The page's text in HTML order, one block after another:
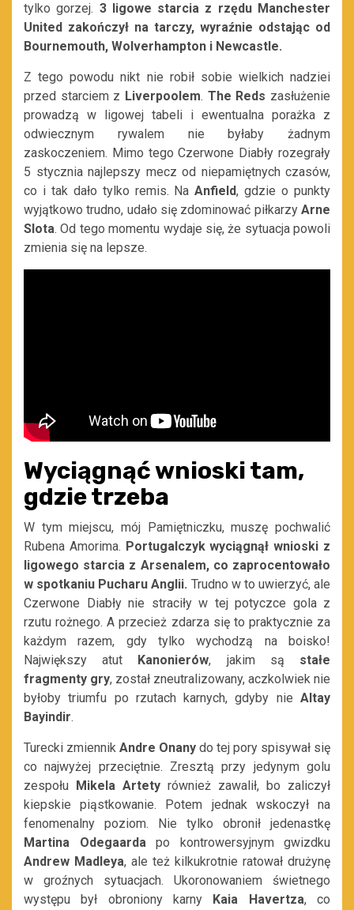
tylko gorzej. 3 ligowe starcia z rzędu Manchester
United zakończył na tarczy, wyraźnie odstając od
Bournemouth, Wolverhampton i Newcastle.
Z tego powodu nikt nie robił sobie wielkich nadziei
przed starciem z Liverpoolem. The Reds zasłużenie
prowadzą w ligowej tabeli i ewentualna porażka z
odwiecznym rywalem nie byłaby żadnym
zaskoczeniem. Mimo tego Czerwone Diabły rozegrały
5 stycznia najlepszy mecz od niepamiętnych czasów,
co i tak dało tylko remis. NaAnfield, gdzie o punkty
wyjątkowo trudno, udało się zdominować piłkarzy Arne
Slota. Od tego momentu wydaje się, że sytuacja powoli
zmienia się na lepsze.
Wyciągnąć wnioski tam,
gdzie trzeba
W tym miejscu, mój Pamiętniczku, muszę pochwalić
Rubena Amorima. Portugalczyk wyciągnął wnioski z
ligowego starcia z Arsenalem, co zaprocentowało
w spotkaniu Pucharu Anglii. Trudno w to uwierzyć, ale
Czerwone Diabły nie straciły w tej potyczce gola z
rzutu rożnego. A przecież zdarza się to praktycznie za
każdym razem, gdy tylko wychodzą na boisko!
Największy atut Kanonierów, jakim są stałe
fragmenty gry, został zneutralizowany, aczkolwiek nie
byłoby triumfu po rzutach karnych, gdyby nie Altay
Bayindir.
Turecki zmiennik Andre Onany do tej pory spisywał się
co najwyżej przeciętnie. Zresztą przy jedynym golu
zespołu Mikela Artety również zawalił, bo zaliczył
kiepskie piąstkowanie. Potem jednak wskoczył na
fenomenalny poziom. Nie tylko obronił jedenastkę
Martina Odegaarda po kontrowersyjnym gwizdku
Andrew Madleya, ale też kilkukrotnie ratował drużynę
w groźnych sytuacjach. Ukoronowaniem świetnego
występu był obroniony karny Kaia Havertza, co